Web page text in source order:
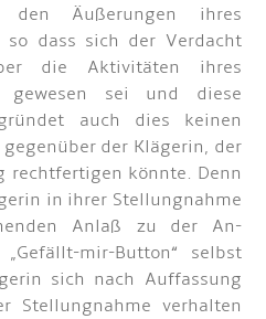
Äußerungen ihres
so dass sich der Verdacht
die Aktivitäten ihres
gewesen sei und diese
auch dies keinen
der Klägerin, der
rechtfertigen könnte. Denn
in ihrer Stellungnahme
Anlaß zu der An-
mir-Button“ selbst
sich nach Auffassung
Stellungnahme verhalten